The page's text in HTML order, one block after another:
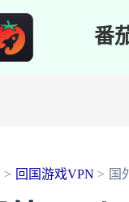
番
回国游戏VPN 国